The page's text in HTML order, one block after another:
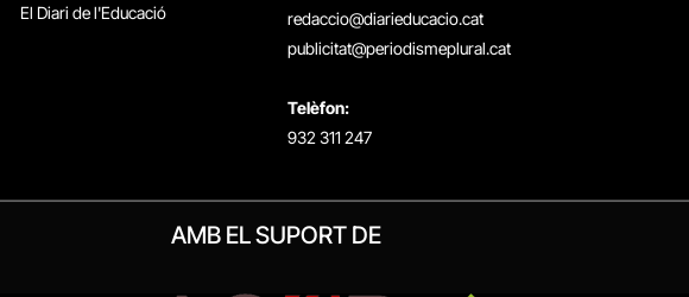
El Diari de l'Educació
redaccio@diarieducacio.cat
publicitat@periodismeplural.cat
Telèfon:
932 311 247
AMB EL SUPORT DE